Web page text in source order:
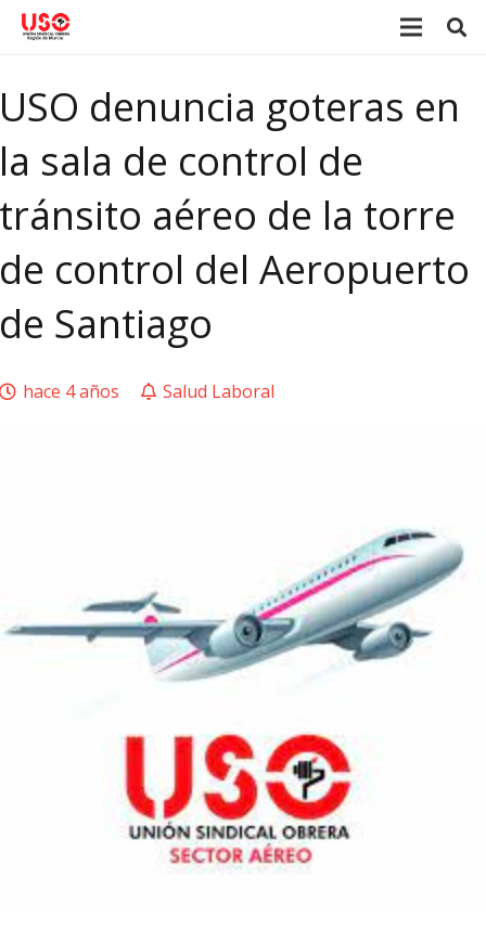
USO denuncia goteras en
la sala de control de
tránsito aéreo de la torre
de control del Aeropuerto
de Santiago
hace 4 años Salud Laboral